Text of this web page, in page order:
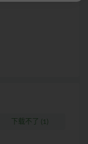
下载不了 (1)